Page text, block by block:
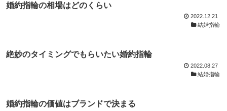
婚約指輪の相場はどのくらい
2022.12.21
結婚指輪
絶妙のタイミングでもらいたい婚約指輪
2022.08.27
結婚指輪
婚約指輪の価値はブランドで決まる